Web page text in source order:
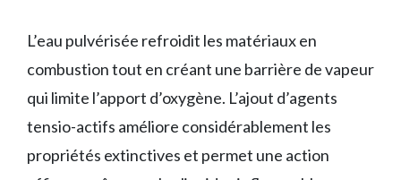
L’eau pulvérisée refroidit les matériaux en
combustion tout en créant une barrière de vapeur
qui limite l’apport d’oxygène. L’ajout d’agents
tensio-actifs améliore considérablement les
propriétés extinctives et permet une action